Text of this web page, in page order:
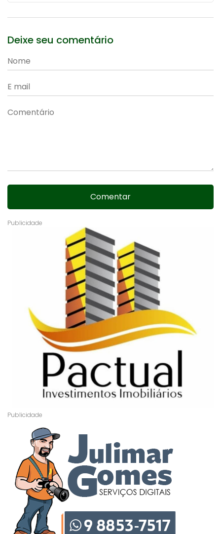
Deixe seu comentário
Comentar